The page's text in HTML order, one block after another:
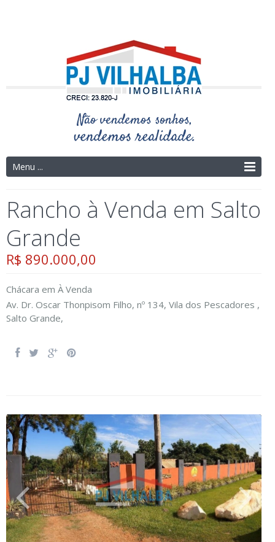
Menu ...
Rancho à Venda em Salto
Grande
R$ 890.000,00
Chácara em À Venda
Av. Dr. Oscar Thonpisom Filho, nº 134, Vila dos Pescadores ,
Salto Grande,